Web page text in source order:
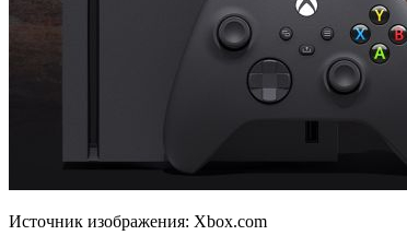
Источник изображения: Xbox.com